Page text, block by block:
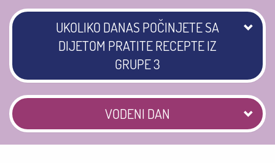
UKOLIKO DANAS POČINJETE SA
DIJETOM PRATITE RECEPTE IZ
GRUPE 3
VODENI DAN